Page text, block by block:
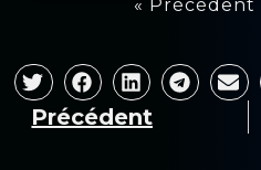
« Précédent
Précédent